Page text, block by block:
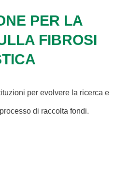
PER LA
FIBROSI
per evolvere la ricerca e
di raccolta fondi.